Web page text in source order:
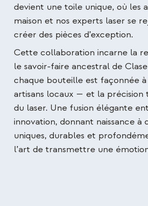
devient une toile unique, où les
maison et nos experts laser se
créer des pièces d’exception.
Cette collaboration incarne la
le savoir-faire ancestral de
chaque bouteille est façonnée
artisans locaux — et la précision
du laser. Une fusion élégante
innovation, donnant naissance à
uniques, durables et
l’art de transmettre une